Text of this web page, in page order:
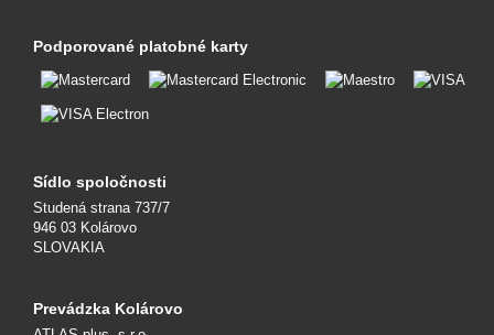
Podporované platobné karty
Sídlo spoločnosti
Studená strana 737/7
946 03 Kolárovo
SLOVAKIA
Prevádzka Kolárovo